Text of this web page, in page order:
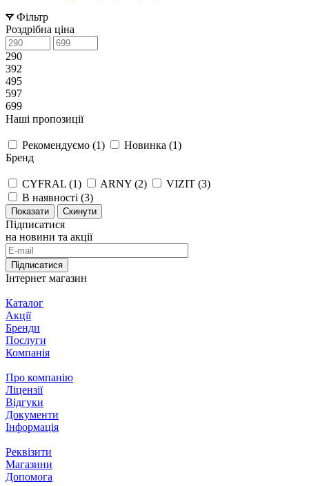
Фільтр
Роздрібна ціна
290
392
495
597
699
Наші пропозиції
Рекомендуємо (1) Новинка (1)
Бренд
CYFRAL (1) ARNY (2) VIZIT (3)
В наявності (3)
Скинути
Підписатися
на новини та акції
Підписатися
Інтернет магазин
Каталог
Акції
Бренди
Послуги
Компанія
Про компанію
Ліцензії
Відгуки
Документи
Інформація
Реквізити
Магазини
Допомога